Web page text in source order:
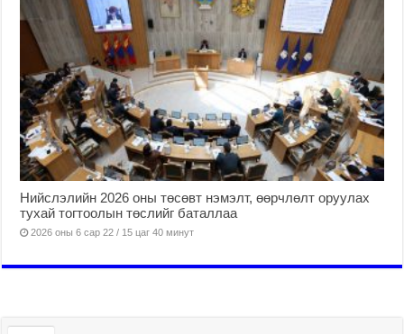
Нийслэлийн 2026 оны төсөвт нэмэлт, өөрчлөлт оруулах
тухай тогтоолын төслийг баталлаа
2026 оны 6 сар 22 / 15 цаг 40 минут